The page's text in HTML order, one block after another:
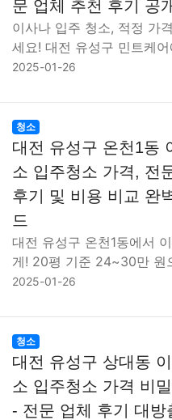
문 업체 추천 후기 공
이사나 입주 청소, 적정 가
세요! 대전 유성구 민트케
2025-01-26
청소
대전 유성구 온천1동
소 입주청소 가격, 전
후기 및 비용 비교 완
드
대전 유성구 온천1동에서
게! 20평 기준 24~30만 원
2025-01-26
청소
대전 유성구 상대동
소 입주청소 가격 비
- 전문 업체 후기 대방